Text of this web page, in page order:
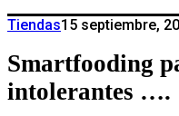
Tiendas15 septiembre,
Smartfooding
intolerantes ….